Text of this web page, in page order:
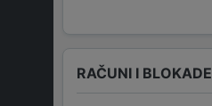
RAČUNI I BLOKADE